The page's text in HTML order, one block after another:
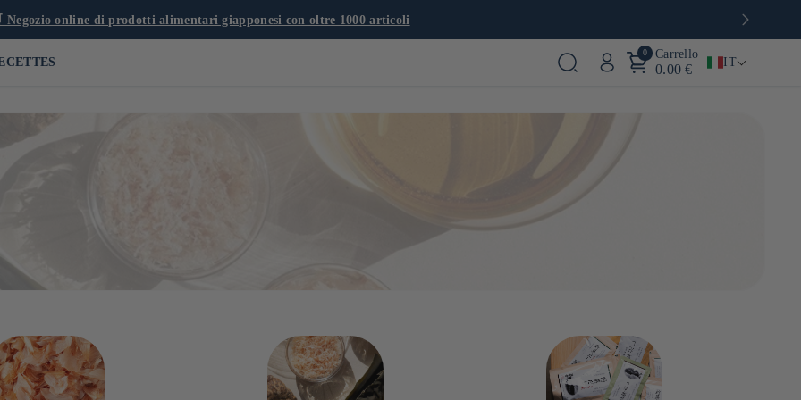
Negozio online di prodotti alimentari giapponesi con oltre 1000 articoli
0 Carrello
0.00 € IT